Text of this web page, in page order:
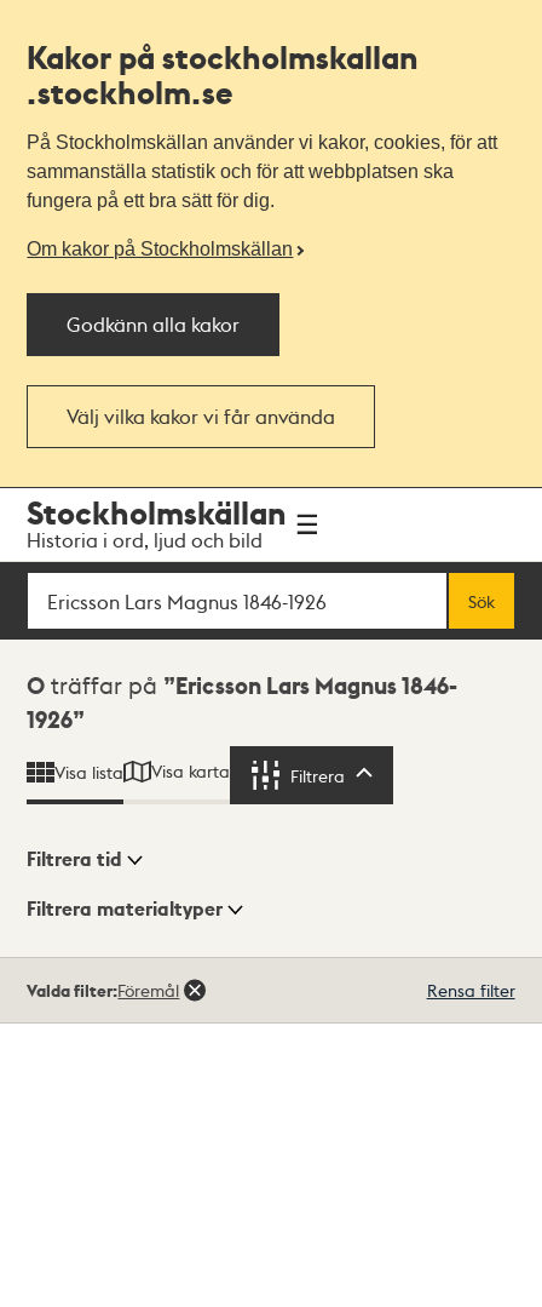
Kakor på stockholmskallan
.stockholm.se
På Stockholmskällan använder vi kakor, cookies, för att
sammanställa statistik och för att webbplatsen ska
fungera på ett bra sätt för dig.
Om kakor på Stockholmskällan
Godkänn alla kakor
Välj vilka kakor vi får använda
navigationen
huvudinnehållet
Stockholmskällan
Historia i ord, ljud och bild
Sök
Sök
Sökresultat
0 träffar på
Ericsson Lars Magnus 1846-
1926
Visa lista Visa karta Filtrera
Visningsläge
Filtrera tid
Filtrera materialtyper
träffar
Valda filter:Föremål Rensa filter